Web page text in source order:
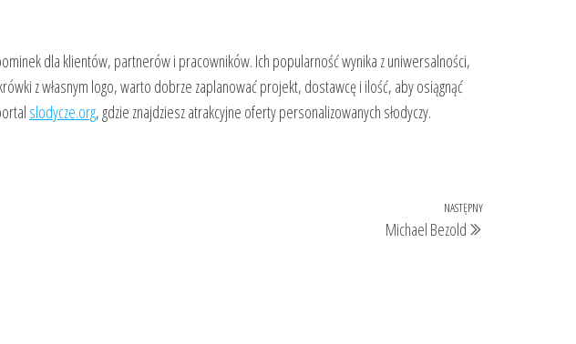
dla klientów, partnerów i pracowników. Ich popularność wynika z uniwersalności,
z własnym logo, warto dobrze zaplanować projekt, dostawcę i ilość, aby osiągnąć
slodycze.org, gdzie znajdziesz atrakcyjne oferty personalizowanych słodyczy.
Następny
NASTĘPNY
Michael Bezold